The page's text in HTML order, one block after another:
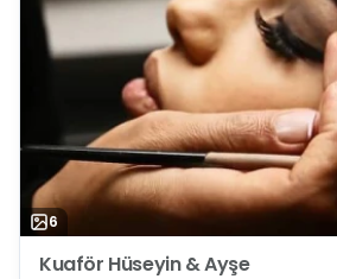
6
Kuaför Hüseyin & Ayşe